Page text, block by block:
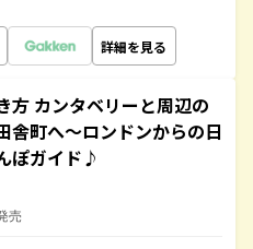
詳細を見る
方 カンタベリーと周辺の
舎町へ～ロンドンからの日
ぽガイド♪
売